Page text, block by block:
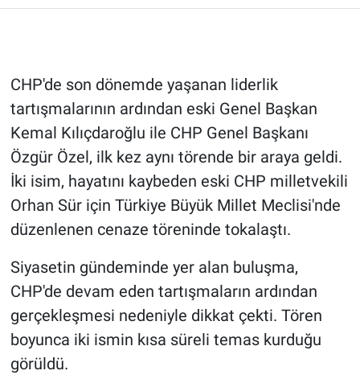
CHP'de son dönemde yaşanan liderlik
tartışmalarının ardından eski Genel Başkan
Kemal Kılıçdaroğlu ile CHP Genel Başkanı
Özgür Özel, ilk kez aynı törende bir araya geldi.
İki isim, hayatını kaybeden eski CHP milletvekili
Orhan Sür için Türkiye Büyük Millet Meclisi'nde
düzenlenen cenaze töreninde tokalaştı.
Siyasetin gündeminde yer alan buluşma,
CHP'de devam eden tartışmaların ardından
gerçekleşmesi nedeniyle dikkat çekti. Tören
boyunca iki ismin kısa süreli temas kurduğu
görüldü.
HABERDE İNSAN
POLİTİKA
SPOR
MAGAZİN
Bilim, Teknoloji